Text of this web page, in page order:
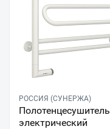
РОССИЯ (СУНЕРЖА)
Полотенцесушитель
электрический